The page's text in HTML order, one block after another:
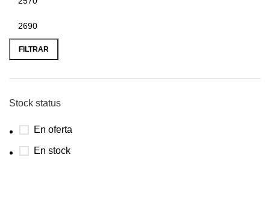
FILTRAR
Stock status
En oferta
En stock